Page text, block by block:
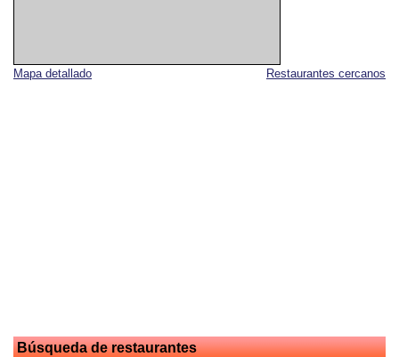
Restaurantes cercanos
Mapa detallado
Búsqueda de restaurantes